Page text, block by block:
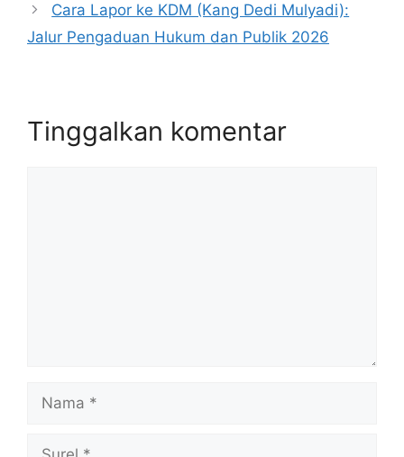
Cara Lapor ke KDM (Kang Dedi Mulyadi):
Jalur Pengaduan Hukum dan Publik 2026
Tinggalkan komentar
Nama
Surel